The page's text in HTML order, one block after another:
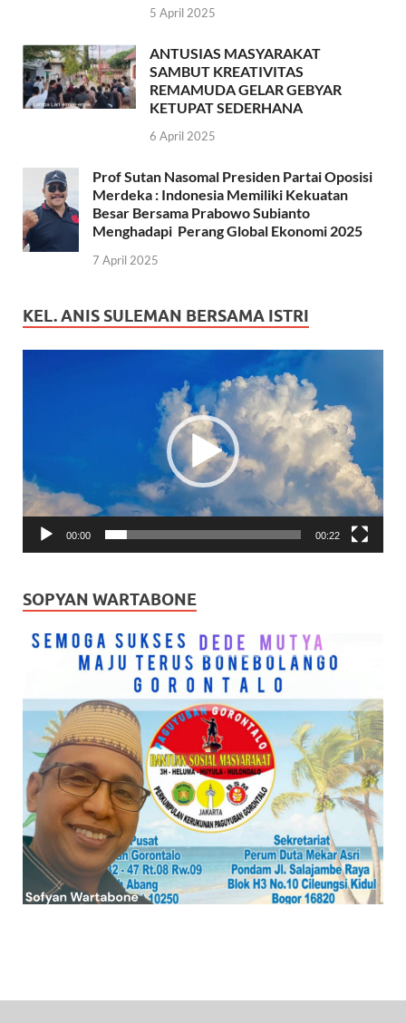
5 April 2025
ANTUSIAS MASYARAKAT
SAMBUT KREATIVITAS
REMAMUDA GELAR GEBYAR
KETUPAT SEDERHANA
6 April 2025
Prof Sutan Nasomal Presiden Partai Oposisi
Merdeka : Indonesia Memiliki Kekuatan
Besar Bersama Prabowo Subianto
Menghadapi Perang Global Ekonomi 2025
7 April 2025
KEL. ANIS SULEMAN BERSAMA ISTRI
00:00 00:22
SOPYAN WARTABONE